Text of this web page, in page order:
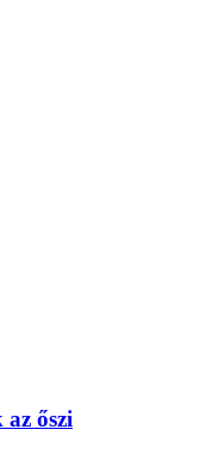
őszi